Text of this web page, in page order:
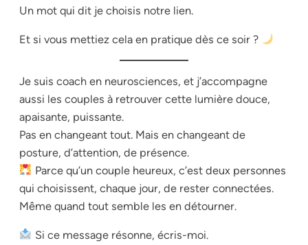
Un mot qui dit je choisis notre lien.
Et si vous mettiez cela en pratique dès ce soir ?
Je suis coach en neurosciences, et j’accompagne
aussi les couples à retrouver cette lumière douce,
apaisante, puissante.
Pas en changeant tout. Mais en changeant de
posture, d’attention, de présence.
Parce qu’un couple heureux, c’est deux personnes
qui choisissent, chaque jour, de rester connectées.
Même quand tout semble les en détourner.
Si ce message résonne, écris-moi.